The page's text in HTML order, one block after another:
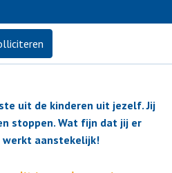
uit de kinderen uit jezelf. Jij
stoppen. Wat fijn dat jij er
werkt aanstekelijk!